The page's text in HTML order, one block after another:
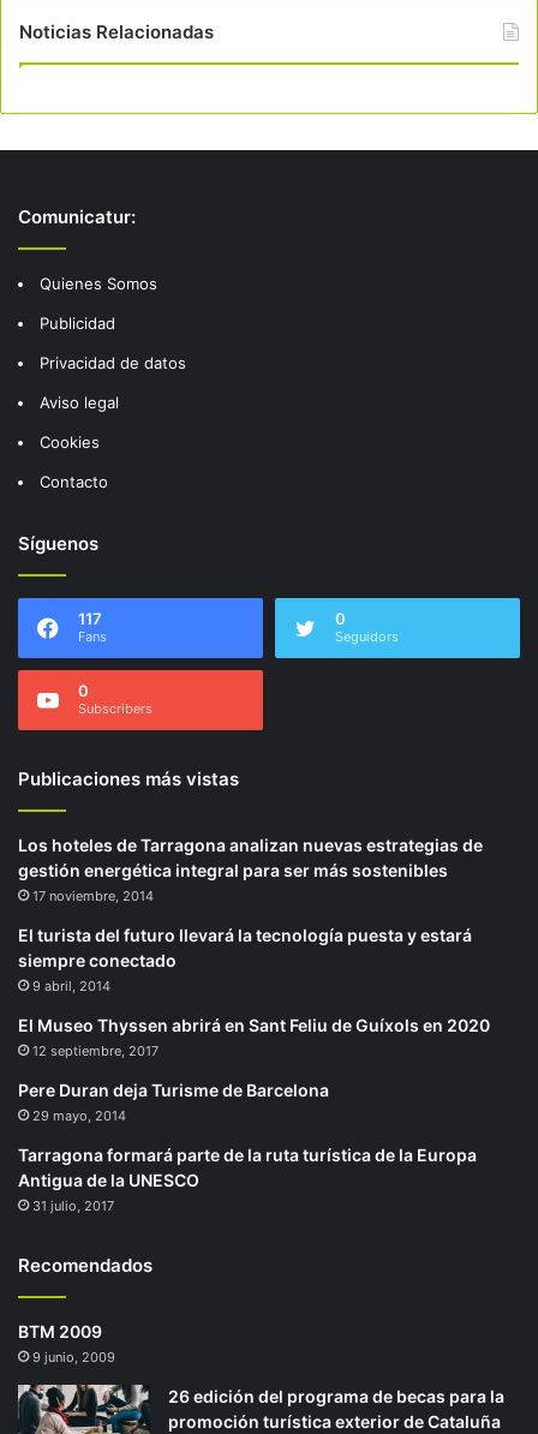
Noticias Relacionadas
Comunicatur:
Quienes Somos
Publicidad
Privacidad de datos
Aviso legal
Cookies
Contacto
Síguenos
117
Fans
0
Seguidors
0
Subscribers
Publicaciones más vistas
Los hoteles de Tarragona analizan nuevas estrategias de
gestión energética integral para ser más sostenibles
17 noviembre, 2014
El turista del futuro llevará la tecnología puesta y estará
siempre conectado
9 abril, 2014
El Museo Thyssen abrirá en Sant Feliu de Guíxols en 2020
12 septiembre, 2017
Pere Duran deja Turisme de Barcelona
29 mayo, 2014
Tarragona formará parte de la ruta turística de la Europa
Antigua de la UNESCO
31 julio, 2017
Recomendados
BTM 2009
9 junio, 2009
26 edición del programa de becas para la
promoción turística exterior de Cataluña